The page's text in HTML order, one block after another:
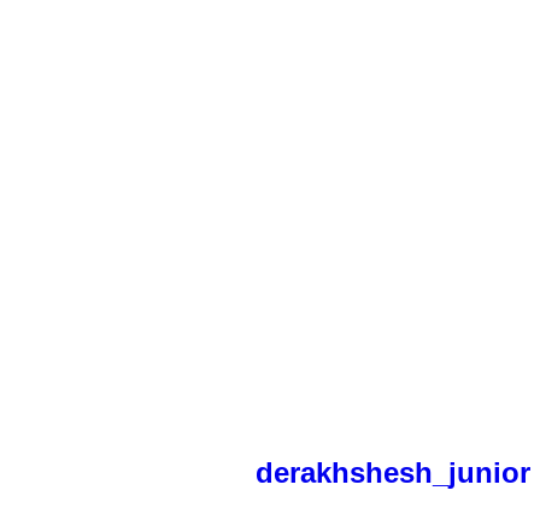
derakhshesh_junior